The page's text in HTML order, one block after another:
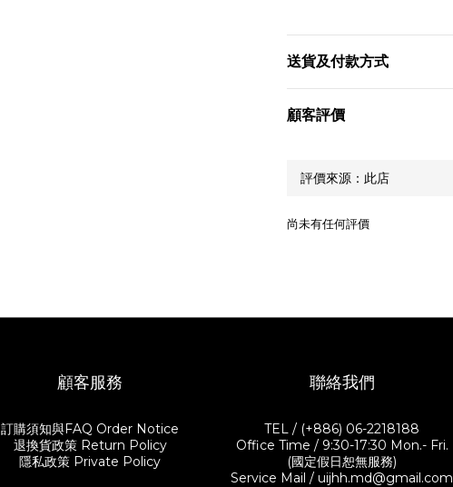
送貨及付款方式
顧客評價
尚未有任何評價
顧客服務
訂購須知與FAQ Order Notice
退換貨政策 Return Policy
隱私政策 Private Policy
聯絡我們
TEL / (+886) 06-2218188
Office Time / 9:30-17:30 Mon.- Fri.
(國定假日恕無服務)
Service Mail / uijhh.md@gmail.com